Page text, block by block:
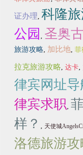
证办理, 科隆
公园 , 圣奥
旅游攻略, 加比地, 菲
拉克旅游攻略, 达卡,
律宾网址导
律宾求职,
样？ , 天使城
洛德旅游攻